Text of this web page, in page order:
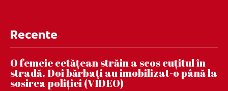
Recente
O femeie cetățean străin a scos cuțitul în
stradă. Doi bărbați au imobilizat-o până la
sosirea poliției (VIDEO)